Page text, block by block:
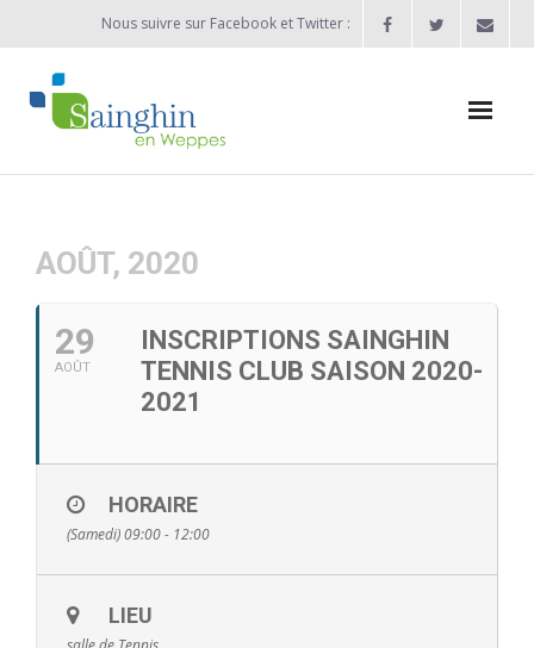
Nous suivre sur Facebook et Twitter :
Agenda
- Allocation d’études 2025/2026
- Inscriptions rentrée scolaire 2026-2027
- Vie scolaire
- - Ecole Maternelle Thomas Pesquet
- - Ecole Sainte Marie
AOÛT, 2020
29
AOÛT
INSCRIPTIONS SAINGHIN
TENNIS CLUB SAISON 2020-
2021
HORAIRE
(Samedi) 09:00 - 12:00
LIEU